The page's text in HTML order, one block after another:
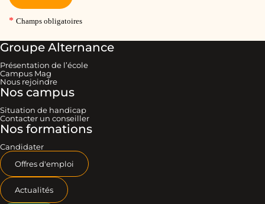
Groupe Alternance
Présentation de l’école
Campus Mag
Nous rejoindre
Nos campus
Situation de handicap
Contacter un conseiller
Nos formations
Candidater
Offres d'emploi
Actualités